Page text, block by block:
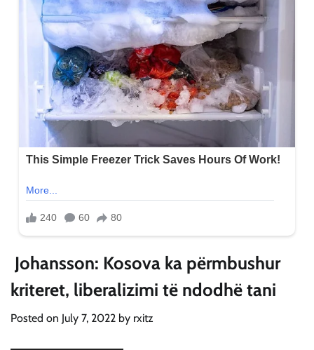
​ Johansson: Kosova ka përmbushur
kriteret, liberalizimi të ndodhë tani
Posted on July 7, 2022 by rxitz